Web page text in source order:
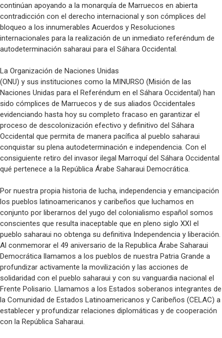
continúan apoyando a la monarquía de Marruecos en abierta
contradicción con el derecho internacional y son cómplices del
bloqueo a los innumerables Acuerdos y Resoluciones
internacionales para la realización de un inmediato referéndum de
autodeterminación saharaui para el Sáhara Occidental.
La Organización de Naciones Unidas
(ONU) y sus instituciones como la MINURSO (Misión de las
Naciones Unidas para el Referéndum en el Sáhara Occidental) han
sido cómplices de Marruecos y de sus aliados Occidentales
evidenciando hasta hoy su completo fracaso en garantizar el
proceso de descolonización efectivo y definitivo del Sáhara
Occidental que permita de manera pacífica al pueblo saharaui
conquistar su plena autodeterminación e independencia. Con el
consiguiente retiro del invasor ilegal Marroquí del Sáhara Occidental
qué pertenece a la República Árabe Saharaui Democrática.
Por nuestra propia historia de lucha, independencia y emancipación
los pueblos latinoamericanos y caribeños que luchamos en
conjunto por liberarnos del yugo del colonialismo español somos
conscientes que resulta inaceptable que en pleno siglo XXI el
pueblo saharaui no obtenga su definitiva Independencia y liberación.
Al conmemorar el 49 aniversario de la Republica Árabe Saharaui
Democrática llamamos a los pueblos de nuestra Patria Grande a
profundizar activamente la movilización y las acciones de
solidaridad con el pueblo saharaui y con su vanguardia nacional el
Frente Polisario. Llamamos a los Estados soberanos integrantes de
la Comunidad de Estados Latinoamericanos y Caribeños (CELAC) a
establecer y profundizar relaciones diplomáticas y de cooperación
con la República Saharaui.